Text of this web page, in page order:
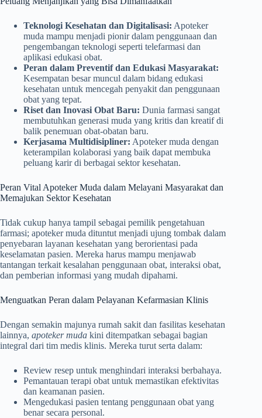
Teknologi Kesehatan dan Digitalisasi: Apoteker
muda mampu menjadi pionir dalam penggunaan dan
pengembangan teknologi seperti telefarmasi dan
aplikasi edukasi obat.
Peran dalam Preventif dan Edukasi Masyarakat:
Kesempatan besar muncul dalam bidang edukasi
kesehatan untuk mencegah penyakit dan penggunaan
obat yang tepat.
Riset dan Inovasi Obat Baru: Dunia farmasi sangat
membutuhkan generasi muda yang kritis dan kreatif di
balik penemuan obat-obatan baru.
Kerjasama Multidisipliner: Apoteker muda dengan
keterampilan kolaborasi yang baik dapat membuka
peluang karir di berbagai sektor kesehatan.
Peran Vital Apoteker Muda dalam Melayani Masyarakat dan
Memajukan Sektor Kesehatan
Tidak cukup hanya tampil sebagai pemilik pengetahuan
farmasi; apoteker muda dituntut menjadi ujung tombak dalam
penyebaran layanan kesehatan yang berorientasi pada
keselamatan pasien. Mereka harus mampu menjawab
tantangan terkait kesalahan penggunaan obat, interaksi obat,
dan pemberian informasi yang mudah dipahami.
Menguatkan Peran dalam Pelayanan Kefarmasian Klinis
Dengan semakin majunya rumah sakit dan fasilitas kesehatan
lainnya, apoteker muda kini ditempatkan sebagai bagian
integral dari tim medis klinis. Mereka turut serta dalam:
Review resep untuk menghindari interaksi berbahaya.
Pemantauan terapi obat untuk memastikan efektivitas
dan keamanan pasien.
Mengedukasi pasien tentang penggunaan obat yang
benar secara personal.